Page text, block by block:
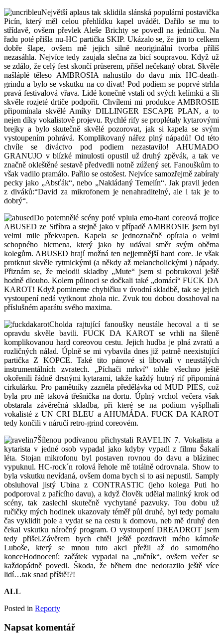
Největší aplaus tak sklidila slánská populární postavička
Picín, který měl celou přehlídku kapel uvádět. Dařilo se mu to
střídavě, ovšem převlek Aleše Brichty se povedl na jedničku. Na
řadu poté přišla nu-HC partička SKIP. Ukázalo se, že jim to celkem
dobře šlape, ovšem mě jejich silně neoriginální tvorba příliš
nezasáhla. Nejvíce tedy zaujala slečna za bicí soupravou. Když už
se zdálo, že celý fest skončí průserem, přišel nečekaný obrat. Skvěle
našláplé těleso AMBROSIA nahustilo do davu mix HC-death-
grindu a bylo se vskutku na co dívat! Pod podiem se poprvé strhla
pravá festivalová vřava. Lidé konečně vstali od svých kelímků a šli
skvěle rozjeté drtiče podpořit. Chvílemi mi produkce AMBROSIE
připomínala skvělé Amíky DILLINGER ESCAPE PLAN, a to
nejen díky vokalistově projevu. Rychlé rify se proplétaly kytarovými
brejky a bylo skutečně skvělé pozorovat, jak si kapela se svým
vystoupením pohrává. Komplikovaný nářez plný nápadů! Od této
chvíle se diváctvo pod podiem nezastavilo! AHUMADO
GRANUJO v blízké minulosti opustil už druhý zpěvák, a tak ve
značně okleštěné sestavě předvedli notně zúžený set. Fanouškům to
však vadilo pramálo. Pařilo se ostošest. Nejvíce samozřejmě zabíraly
pecky jako „Absťák“, nebo „Nakládaný Temelín“. Jak pravil jeden
z diváků:“David za mikrofonem je nenahraditelný, ale i tak je to
dobrý“.
Do potemnělé scény poté vplula emo-hard coreová trojice
ABUSED ze Stříbra a stejně jako v případě AMBROSIE jsem byl
velmi mile překvapen. Kapela se jednoznačně opírala o velmi
schopného bicmena, který jako by udával směr svým oběma
kolegům. ABUSED hrají možná ten nejjemnější hard core. Je však
protknut skvěle rytmickými (a někdy až melancholickými ) nápady.
Přiznám se, že melodii skladby „Mute“ jsem si pobrukoval ještě
hodně dlouho. Kolem půlnoci se dočkali také „domácí“ FUCK DA
KAROT! Když pomineme chybičku v úvodní skladbě, tak se jejich
vystoupení nedá vytknout zhola nic. Zvuk tou dobou dosahoval na
příslušném aparátu svého maxima.
Cholda rajtující fanoušky neustále hecoval a ti se
opravdu skvěle bavili. FUCK DA KAROT se vrhli na šíleně
komplikovanou hard coreovou cestu. Jejich hudba je plná zvratů a
rozličných nálad. Úplně se mi vybavila dnes již patrně neexistující
partička Z KOPCE. Také tito pánové si libovali v neustálých
instrumentálních zvratech. „Píchači mrkví“ tohle všechno ještě
okořenili řádně drsnými kytarami, takže každý hutný rif připomíná
cirkulárku. Pro pamětníky zazněla předělávka od MUD PIES, což
byla pro mě taková třešnička na dortu. Úplný vrchol večera však
obstarala závěrečná skladba, při které se na podium vyšplhali
vokalisté z UN CRI BLEU a AHUMÁDA. FUCK DA KAROT
tedy končili v náručí retro-grind coreovém.
Šílenou podívanou přichystali RAVELIN 7. Vokalista a
kytarista v jedné osob vypadal jako kdyby vypadl z filmu Šakalí
léta. Stojan mikrofonu byl postaven rovnou do davu a blázinec
vypuknul. HC-rock´n rolová řehole mě totálně odrovnala. Show to
byla vskutku nevídaná, ovšem doma bych si to asi nepustil. Samply
obsluhoval jistý Ubina z CONTRASTIC (jeho kolega Puti ho
podporoval z pařícího davu), a když člověk udělal malinký krok od
scény, tak zaslechl skutečně vychytané pazvuky. Tou dobu už
ručičky mých hodinek ukazovaly téměř půl druhé, byl tedy pomalu
čas vyklidit pole a vydat se na cestu k domovu, neb mě druhý den
čekal vskutku náročný program. O vystoupení DREADROT jsem
tedy přišel.Závěrem bych chtěl ještě pozdravit mého kámoše
Luboše, který se mnou tuto akci přežil až do samotného
konceHodnocení: začátek vypadal na „ručník“, ovšem večer se
každopádně povedl. Škoda, že během dne nedorazilo ještě více
lidí…tak snad příště!?!
ALL
Posted in Reporty
Napsat komentář